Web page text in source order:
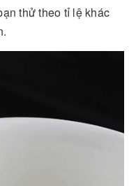
thử theo tỉ lệ khác